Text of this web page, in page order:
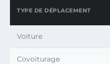
TYPE DE DÉPLACEMENT
Voiture
Covoiturage